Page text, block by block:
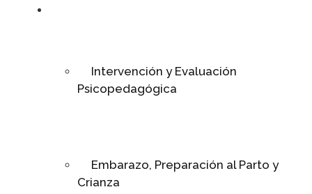
Intervención y Evaluación
Psicopedagógica
Embarazo, Preparación al Parto y
Crianza